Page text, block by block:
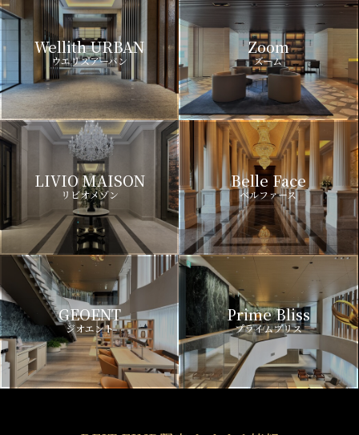
Wellith URBAN
ウエリスアーバン
Zoom
ズーム
LIVIO MAISON
リビオメゾン
Belle Face
ベルファース
GEOENT
ジオエント
Prime Bliss
プライムブリス